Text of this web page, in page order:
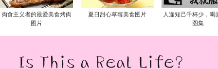
肉食主义者的最爱美食烤肉
图片
夏日甜心草莓美食图片
人逢知己千杯少，喝
图集